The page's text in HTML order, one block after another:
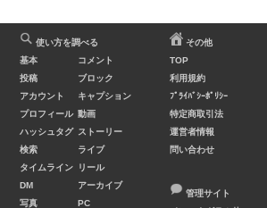
使い方を調べる
基本
投稿
アカウント
プロフィール
ハッシュタグ
検索
タイムライン
DM
写真
コメント
ブロック
キャプション
動画
ストーリー
ライブ
リール
アーカイブ
PC
その他
TOP
利用規約
ﾌﾟﾗｲﾊﾞｼｰﾎﾟﾘｼｰ
特定商取引法
運営者情報
問い合わせ
管理サイト